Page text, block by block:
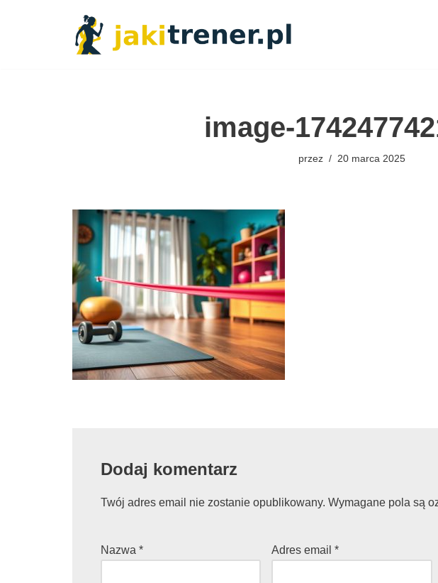
image-
przez 20 marca 2025
Dodaj komentarz
Twój adres email nie zostanie opublikowany. Wymagane pola są
Nazwa * Adres email*